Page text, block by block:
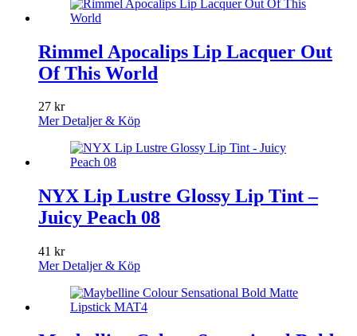
Rimmel Apocalips Lip Lacquer Out
Of This World
27 kr
Mer Detaljer & Köp
NYX Lip Lustre Glossy Lip Tint –
Juicy Peach 08
41 kr
Mer Detaljer & Köp